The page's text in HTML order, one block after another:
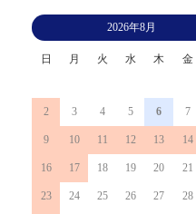
2026年8月
日 月 火 水 木 金
2 3 4 5 6 7
9 10 11 12 13 14
16 17 18 19 20 21
23 24 25 26 27 28